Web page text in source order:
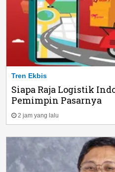
Tren Ekbis
Siapa Raja Logistik
Pemimpin Pasarnya
2 jam yang lalu